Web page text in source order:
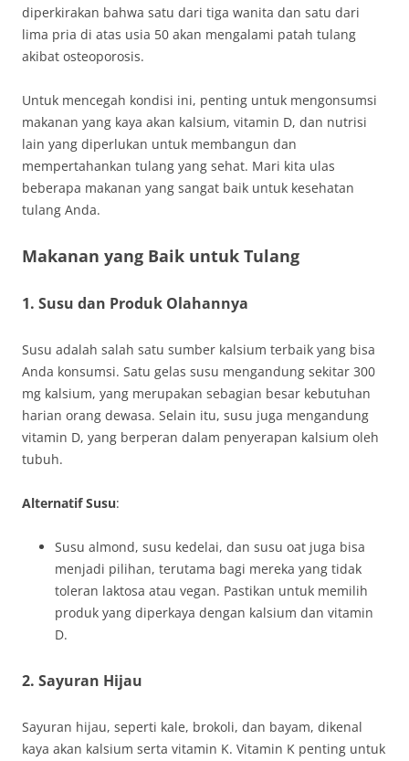
diperkirakan bahwa satu dari tiga wanita dan satu dari
lima pria di atas usia 50 akan mengalami patah tulang
akibat osteoporosis.
Untuk mencegah kondisi ini, penting untuk mengonsumsi
makanan yang kaya akan kalsium, vitamin D, dan nutrisi
lain yang diperlukan untuk membangun dan
mempertahankan tulang yang sehat. Mari kita ulas
beberapa makanan yang sangat baik untuk kesehatan
tulang Anda.
Makanan yang Baik untuk Tulang
1. Susu dan Produk Olahannya
Susu adalah salah satu sumber kalsium terbaik yang bisa
Anda konsumsi. Satu gelas susu mengandung sekitar 300
mg kalsium, yang merupakan sebagian besar kebutuhan
harian orang dewasa. Selain itu, susu juga mengandung
vitamin D, yang berperan dalam penyerapan kalsium oleh
tubuh.
Alternatif Susu:
Susu almond, susu kedelai, dan susu oat juga bisa
menjadi pilihan, terutama bagi mereka yang tidak
toleran laktosa atau vegan. Pastikan untuk memilih
produk yang diperkaya dengan kalsium dan vitamin
D.
2. Sayuran Hijau
Sayuran hijau, seperti kale, brokoli, dan bayam, dikenal
kaya akan kalsium serta vitamin K. Vitamin K penting untuk